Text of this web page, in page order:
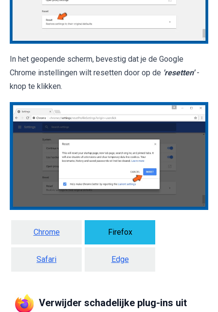
In het geopende scherm, bevestig dat je de Google
Chrome instellingen wilt resetten door op de 'resetten' -
knop te klikken.
Chrome Firefox
Safari Edge
Verwijder schadelijke plug-ins uit